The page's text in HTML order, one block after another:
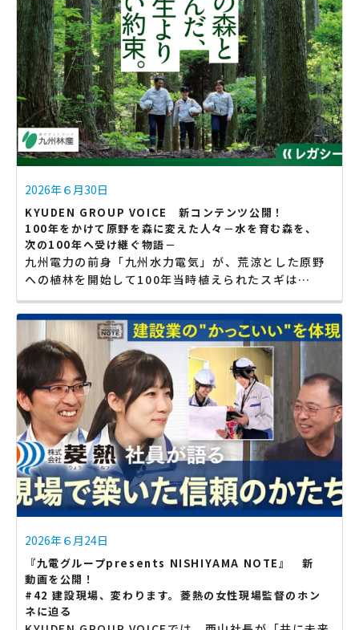
2026年６月30日
KYUDEN GROUP VOICE 新コンテンツ公開！
100年をかけて原野を森に変えた人々－水を育む森を、
次の100年へ受け継ぐ物語－
九州電力の前身「九州水力電気」が、荒涼とした原野
への植林を開始して100年当時植えられたスギは…
2026年６月24日
『九電グループpresents NISHIYAMA NOTE』 新
動画を公開！
#42 建設現場、変わります。菱熱の女性現場監督のホン
ネに迫る